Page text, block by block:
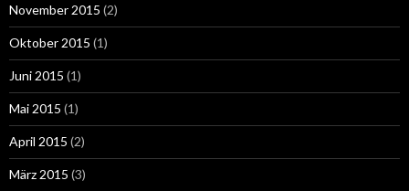
November 2015 (2)
Oktober 2015 (1)
Juni 2015 (1)
Mai 2015 (1)
April 2015 (2)
März 2015 (3)